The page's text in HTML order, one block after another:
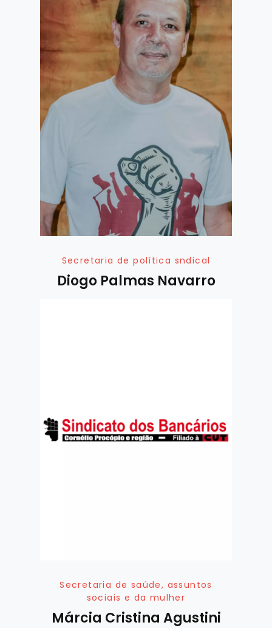
Secretaria de política sndical
Diogo Palmas Navarro
Secretaria de saúde, assuntos
sociais e da mulher
Márcia Cristina Agustini